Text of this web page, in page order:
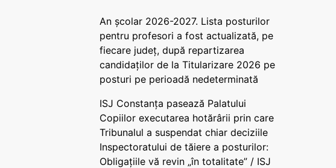
An școlar 2026-2027. Lista posturilor
pentru profesori a fost actualizată, pe
fiecare județ, după repartizarea
candidaților de la Titularizare 2026 pe
posturi pe perioadă nedeterminată
ISJ Constanța pasează Palatului
Copiilor executarea hotărârii prin care
Tribunalul a suspendat chiar deciziile
Inspectoratului de tăiere a posturilor:
Obligațiile vă revin „în totalitate” / ISJ